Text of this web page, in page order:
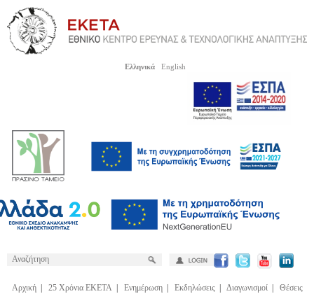
Ελληνικά English
Αρχική| 25 Χρόνια ΕΚΕΤΑ| Ενημέρωση| Εκδηλώσεις| Διαγωνισμοί| Θέσεις